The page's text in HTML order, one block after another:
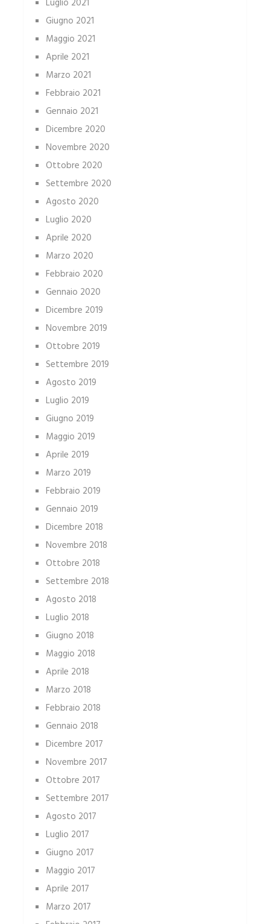
Luglio 2021
Giugno 2021
Maggio 2021
Aprile 2021
Marzo 2021
Febbraio 2021
Gennaio 2021
Dicembre 2020
Novembre 2020
Ottobre 2020
Settembre 2020
Agosto 2020
Luglio 2020
Aprile 2020
Marzo 2020
Febbraio 2020
Gennaio 2020
Dicembre 2019
Novembre 2019
Ottobre 2019
Settembre 2019
Agosto 2019
Luglio 2019
Giugno 2019
Maggio 2019
Aprile 2019
Marzo 2019
Febbraio 2019
Gennaio 2019
Dicembre 2018
Novembre 2018
Ottobre 2018
Settembre 2018
Agosto 2018
Luglio 2018
Giugno 2018
Maggio 2018
Aprile 2018
Marzo 2018
Febbraio 2018
Gennaio 2018
Dicembre 2017
Novembre 2017
Ottobre 2017
Settembre 2017
Agosto 2017
Luglio 2017
Giugno 2017
Maggio 2017
Aprile 2017
Marzo 2017